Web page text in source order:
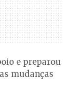
e preparou
mudanças